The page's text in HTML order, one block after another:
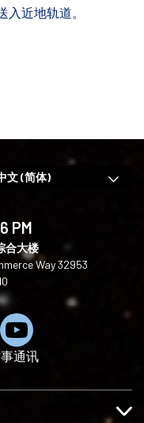
近地轨道。
PM
合大楼
Way 32953
订
阅
o
通讯